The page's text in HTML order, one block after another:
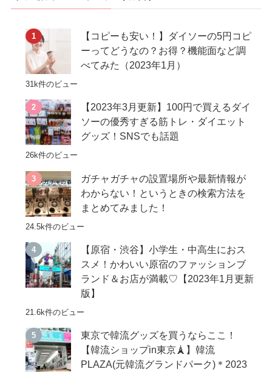
【コピーも安い！】ダイソーの5円コピ
ーってどうなの？お得？機能面など調
べてみた（2023年1月）
31k件のビュー
【2023年3月更新】100円で買えるダイ
ソーの優秀すぎる筋トレ・ダイエット
グッズ！SNSでも話題
26k件のビュー
ガチャガチャの設置場所や最新情報が
わからない！というときの検索方法を
まとめてみました！
24.5k件のビュー
【原宿・渋谷】小学生・中高生におス
スメ！かわいい原宿のファッションブ
ランド＆お店が満載♡【2023年1月更新
版】
21.6k件のビュー
東京で韓流グッズを買うならここ！
【韓流ショップin東京🗼】韓流
PLAZA(元韓流グランドパーク)＊2023